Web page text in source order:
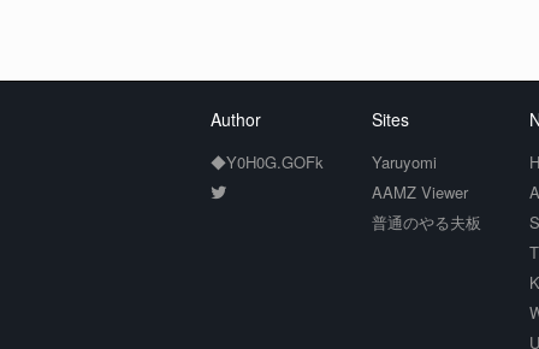
Author
◆Y0H0G.GOFk
Sites
Yaruyomi
AAMZ Viewer
普通のやる夫板